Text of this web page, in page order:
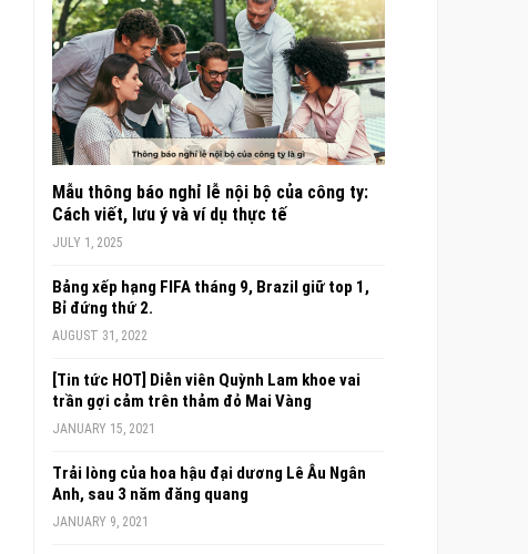
Mẫu thông báo nghỉ lễ nội bộ của công ty:
Cách viết, lưu ý và ví dụ thực tế
JULY 1, 2025
Bảng xếp hạng FIFA tháng 9, Brazil giữ top 1,
Bỉ đứng thứ 2.
AUGUST 31, 2022
[Tin tức HOT] Diễn viên Quỳnh Lam khoe vai
trần gợi cảm trên thảm đỏ Mai Vàng
JANUARY 15, 2021
Trải lòng của hoa hậu đại dương Lê Âu Ngân
Anh, sau 3 năm đăng quang
JANUARY 9, 2021